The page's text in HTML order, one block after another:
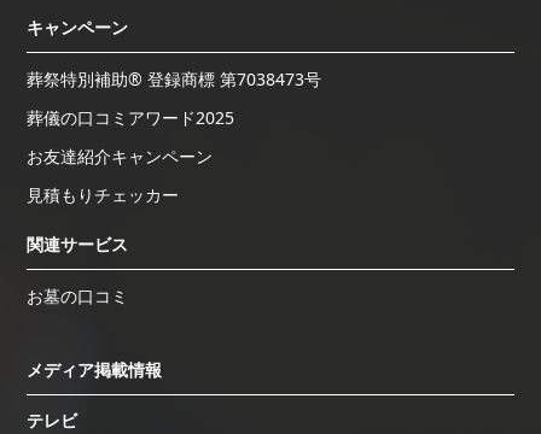
キャンペーン
葬祭特別補助® 登録商標 第7038473号
葬儀の口コミアワード2025
お友達紹介キャンペーン
見積もりチェッカー
関連サービス
お墓の口コミ
メディア掲載情報
テレビ